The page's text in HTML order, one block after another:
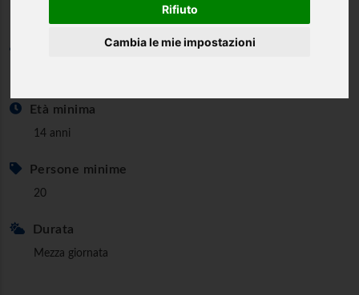
Rifiuto
Cambia le mie impostazioni
Età minima
14 anni
Persone minime
20
Durata
Mezza giornata